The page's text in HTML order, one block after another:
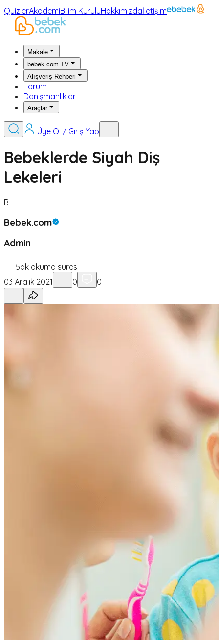
QuizlerAkademiBilim KuruluHakkımızdaİletişim
Makale
bebek.com TV
Alışveriş Rehberi
Forum
Danışmanlıklar
Araçlar
Üye Ol / Giriş Yap
Bebeklerde Siyah Diş
Lekeleri
B
Bebek.com
Admin
5dk okuma süresi
03 Aralık 2021
0 0